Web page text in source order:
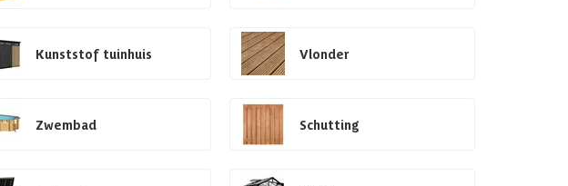
Kunststof tuinhuis Vlonder
Zwembad Schutting